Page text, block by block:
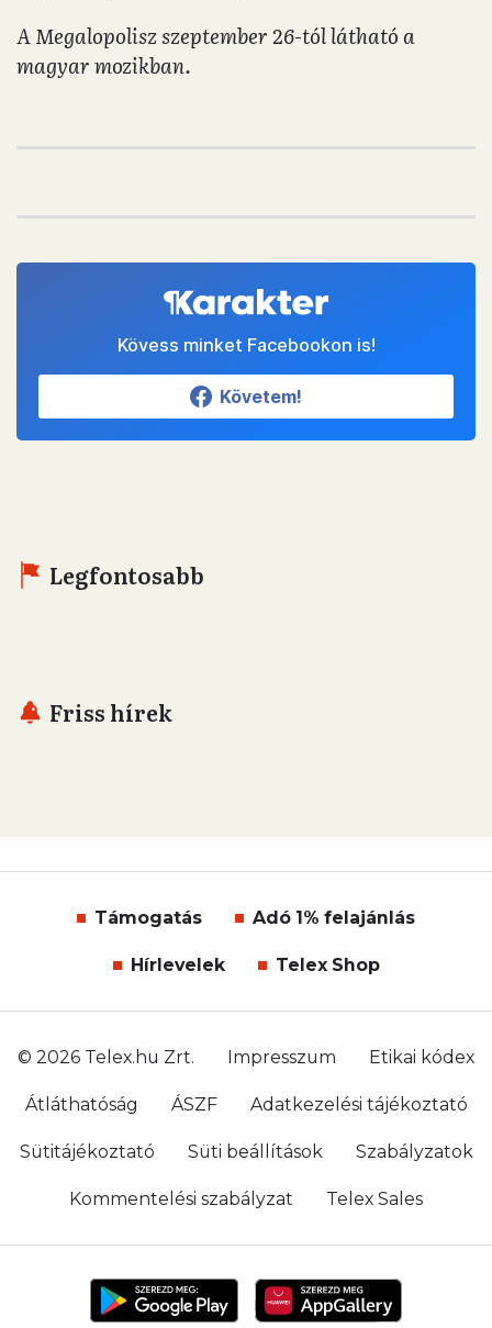
A Megalopolisz szeptember 26-tól látható a
magyar mozikban.
Kövess minket Facebookon is!
Követem!
Legfontosabb
Friss hírek
Támogatás Adó 1% felajánlás
Hírlevelek Telex Shop
© 2026 Telex.hu Zrt. Impresszum Etikai kódex
Átláthatóság ÁSZF Adatkezelési tájékoztató
Sütitájékoztató Süti beállítások Szabályzatok
Kommentelési szabályzat Telex Sales